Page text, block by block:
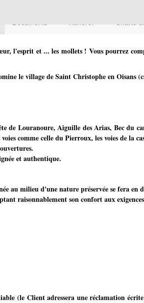
Documents Adhérer Charte
l'esprit et ... les mollets ! Vous pourrez
le village de Saint Christophe en Oisans
de Louranoure, Aiguille des Arias, Bec du
comme celle du Pierroux, les voies de la
et authentique.
au milieu d'une nature préservée se fera en
raisonnablement son confort aux
(le Client adressera une réclamation